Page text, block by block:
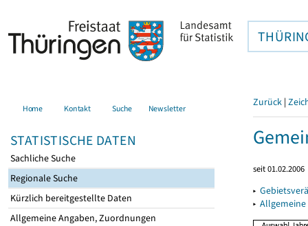
Home Kontakt Suche Newsletter
STATISTISCHE DATEN
Sachliche Suche
Regionale Suche
Kürzlich bereitgestellte Daten
Allgemeine Angaben, Zuordnungen
Zurück |
seit 01.02.2006
▸
▸